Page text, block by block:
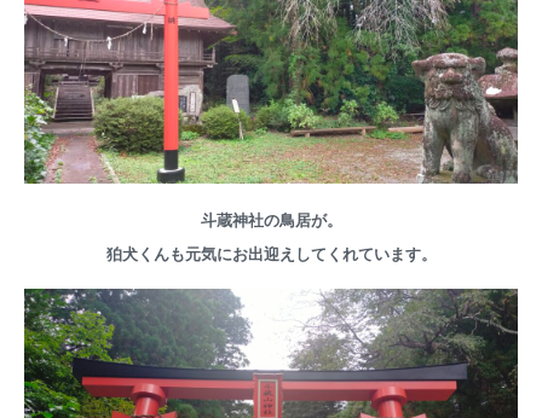
斗蔵神社の鳥居が。
狛犬くんも元気にお出迎えしてくれています。